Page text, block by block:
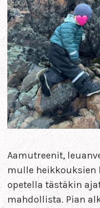
Aamutreenit,
mulle heikkouksien
opetella tästäkin
mahdollista. Pian